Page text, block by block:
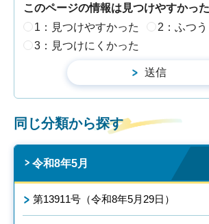
このページの情報は見つけやすかっ
1：見つけやすかった
2：ふつう
3：見つけにくかった
同じ分類から探す
令和8年5月
第13911号（令和8年5月29日）